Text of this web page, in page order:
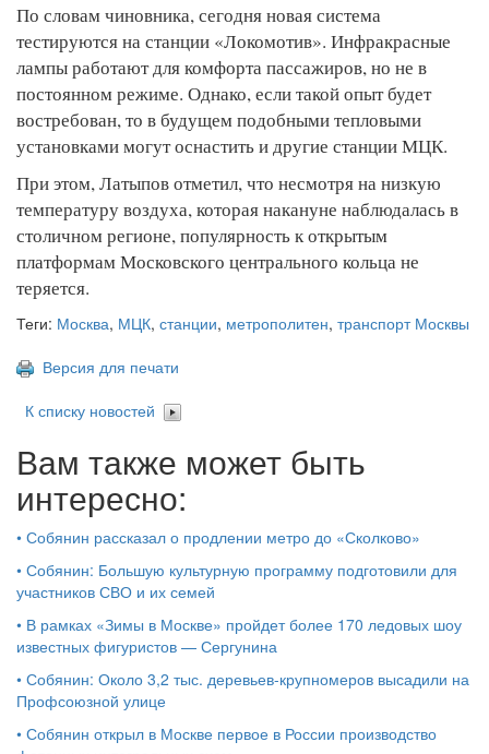
По словам чиновника, сегодня новая система
тестируются на станции «Локомотив». Инфракрасные
лампы работают для комфорта пассажиров, но не в
постоянном режиме. Однако, если такой опыт будет
востребован, то в будущем подобными тепловыми
установками могут оснастить и другие станции МЦК.
При этом, Латыпов отметил, что несмотря на низкую
температуру воздуха, которая накануне наблюдалась в
столичном регионе, популярность к открытым
платформам Московского центрального кольца не
теряется.
Теги: Москва, МЦК, станции, метрополитен, транспорт Москвы
Версия для печати
К списку новостей
Вам также может быть
интересно:
• Собянин рассказал о продлении метро до «Сколково»
• Собянин: Большую культурную программу подготовили для
участников СВО и их семей
• В рамках «Зимы в Москве» пройдет более 170 ледовых шоу
известных фигуристов — Сергунина
• Собянин: Около 3,2 тыс. деревьев-крупномеров высадили на
Профсоюзной улице
• Собянин открыл в Москве первое в России производство